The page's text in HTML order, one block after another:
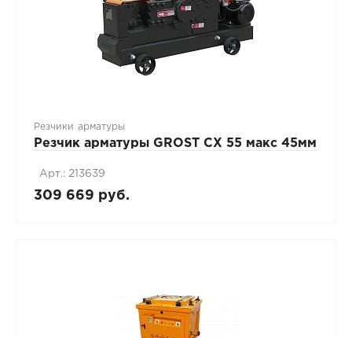
Резчики арматуры
Резчик арматуры GROST CX 55 макс 45мм
Арт.: 213639
309 669 руб.